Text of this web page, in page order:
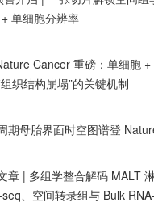
单细胞分辨率
Cancer 重磅：单细胞
织结构崩塌”的关键机制
期母胎界面时空图谱登
章 | 多组学整合解码 MALT
、空间转录组与 Bulk